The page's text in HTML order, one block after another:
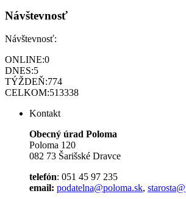
Návštevnosť
Návštevnosť:
ONLINE:0
DNES:5
TÝŽDEŇ:774
CELKOM:513338
Kontakt
Obecný úrad Poloma
Poloma 120
082 73 Šarišské Dravce
telefón: 051 45 97 235
email: podatelna@poloma.sk,